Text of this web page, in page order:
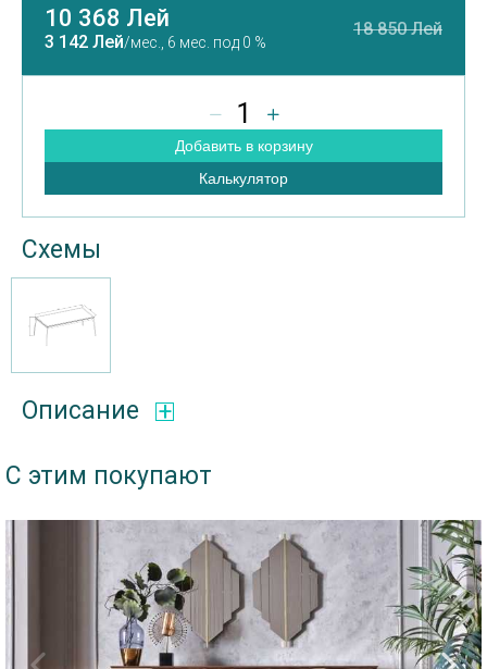
10 368 Лей
3 142 Лей/мес., 6 мес. под 0 %
18 850 Лей
1
Добавить в корзину
Калькулятор
Схемы
Описание
С этим покупают